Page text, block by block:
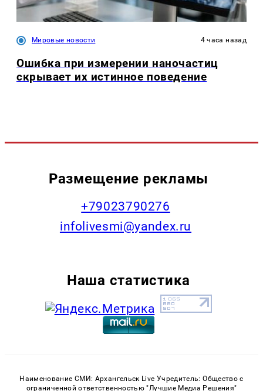
Мировые новости 4 часа назад
Ошибка при измерении наночастиц
скрывает их истинное поведение
Размещение рекламы
+79023790276
infolivesmi@yandex.ru
Наша статистика
Наименование СМИ: Архангельск Live Учредитель: Общество с
ограниченной ответственностью "Лучшие Медиа Решения"